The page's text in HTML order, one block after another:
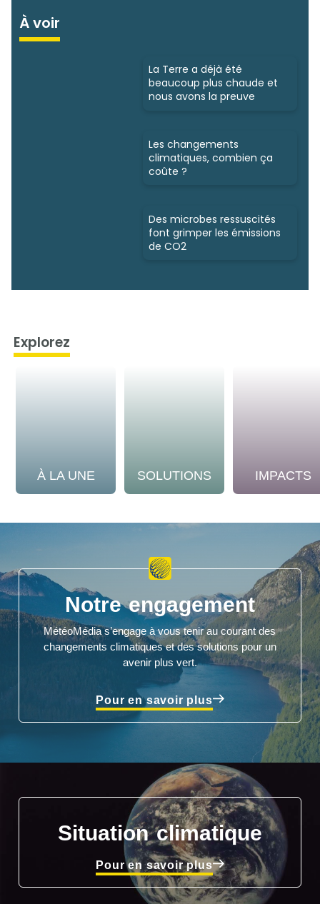
À voir
La Terre a déjà été
beaucoup plus chaude et
nous avons la preuve
Les changements
climatiques, combien ça
coûte ?
Des microbes ressuscités
font grimper les émissions
de CO2
Explorez
À LA UNE SOLUTIONS IMPACTS
Notre engagement
MétéoMédia s’engage à vous tenir au courant des
changements climatiques et des solutions pour un
avenir plus vert.
Pour en savoir plus
Situation climatique
Pour en savoir plus